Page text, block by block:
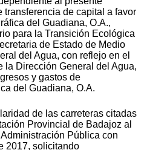
transferencia de capital a favor
del Guadiana, O.A.,
para la Transición Ecológica
de Estado de Medio
del Agua, con reflejo en el
la Dirección General del Agua,
y gastos de
del Guadiana, O.A.
de las carreteras citadas
Provincial de Badajoz al
Pública con
2017, solicitando